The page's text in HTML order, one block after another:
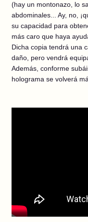
(hay un montonazo, lo
abdominales... Ay, no,
su capacidad para
más caro que haya
Dicha copia tendrá una
daño, pero vendrá
Además, conforme
holograma se volverá